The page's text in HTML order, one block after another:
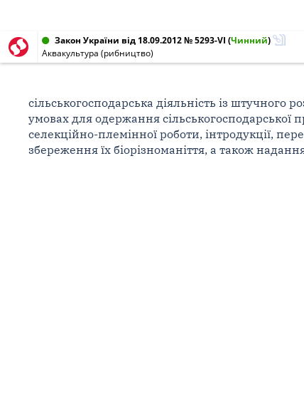
Закон України від 18.09.2012 № 5293-VI (Чинний)
Аквакультура (рибництво)